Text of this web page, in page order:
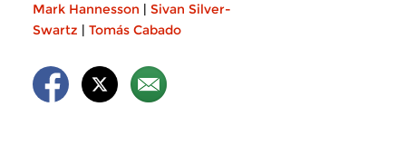
Mark Hannesson | Sivan Silver-
Swartz | Tomás Cabado